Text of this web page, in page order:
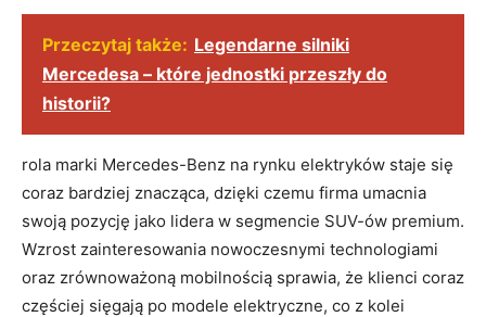
Przeczytaj także: Legendarne silniki
Mercedesa – które jednostki przeszły do
historii?
rola marki Mercedes-Benz na rynku elektryków staje się
coraz bardziej znacząca, dzięki czemu firma umacnia
swoją pozycję jako lidera w segmencie SUV-ów premium.
Wzrost zainteresowania nowoczesnymi technologiami
oraz zrównoważoną mobilnością sprawia, że klienci coraz
częściej sięgają po modele elektryczne, co z kolei